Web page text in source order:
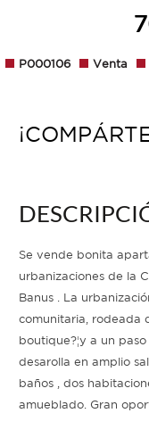
P000106 Venta
Se vende bonita
urbanizaciones de la
Banus . La
comunitaria, rodeada
boutique?¦y a un
desarolla en amplio
baños , dos
amueblado. Gran